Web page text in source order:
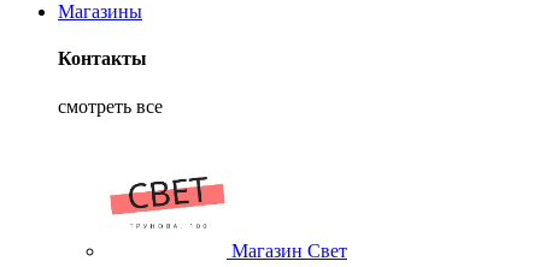
Магазины
Контакты
смотреть все
Магазин Свет